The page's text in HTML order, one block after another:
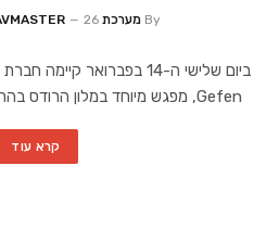
By מערכת AVMASTER 26 בפברואר 2017
ביום שלישי ה-14 בפברואר
Gefen, מפגש מיוחד במלון הרודס בהרצליה בו התארחו מעל 50…
קרא עוד